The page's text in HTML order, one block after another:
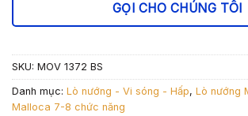
GỌI CHO CHÚNG TÔI
SKU: MOV 1372 BS
Danh mục: Lò nướng - Vi sóng - Hấp, Lò nướng
Malloca 7-8 chức năng